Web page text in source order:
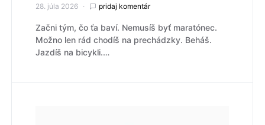
28. júla 2026 pridaj komentár
Začni tým, čo ťa baví. Nemusíš byť maratónec.
Možno len rád chodíš na prechádzky. Beháš.
Jazdíš na bicykli.…